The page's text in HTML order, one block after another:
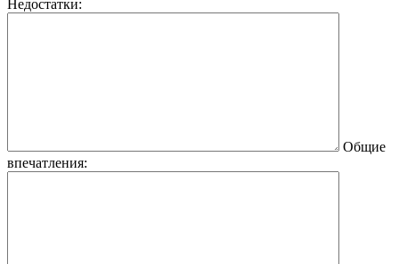
Недостатки:
Общие
впечатления: